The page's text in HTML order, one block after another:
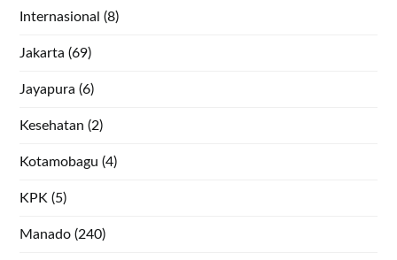
Internasional (8)
Jakarta (69)
Jayapura (6)
Kesehatan (2)
Kotamobagu (4)
KPK (5)
Manado (240)